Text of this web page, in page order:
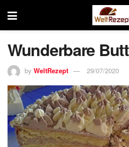
Wunderbare
by WeltRezept 29/07/2020